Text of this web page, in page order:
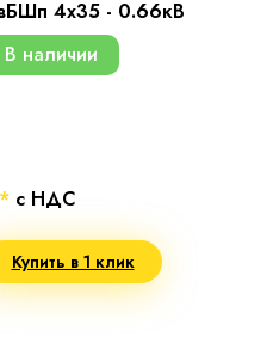
4х35 - 0.66кВ
В наличии
* с НДС
Купить в 1 клик